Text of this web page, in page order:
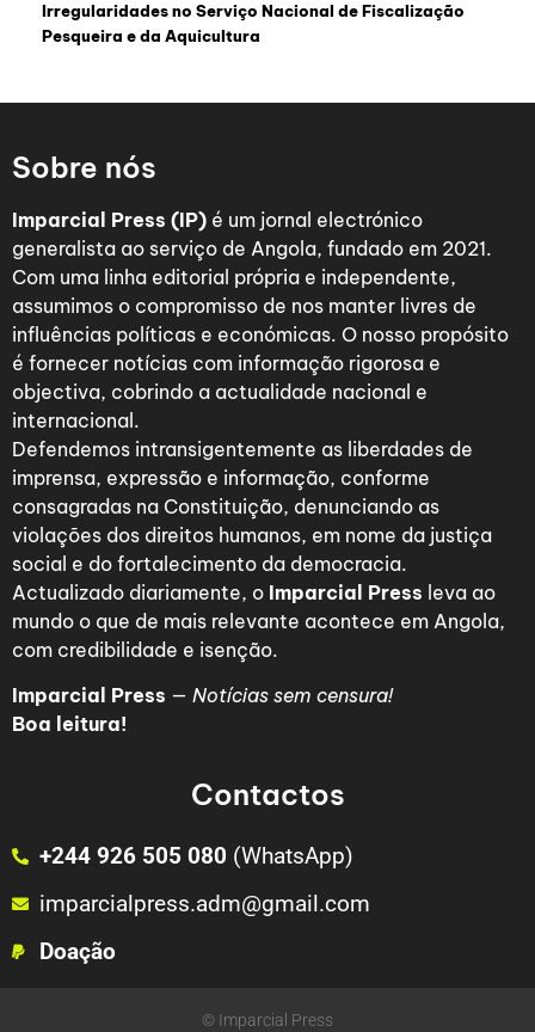
Irregularidades no Serviço Nacional de Fiscalização
Pesqueira e da Aquicultura
Sobre nós
Imparcial Press (IP) é um jornal electrónico
generalista ao serviço de Angola, fundado em 2021.
Com uma linha editorial própria e independente,
assumimos o compromisso de nos manter livres de
influências políticas e económicas. O nosso propósito
é fornecer notícias com informação rigorosa e
objectiva, cobrindo a actualidade nacional e
internacional.
Defendemos intransigentemente as liberdades de
imprensa, expressão e informação, conforme
consagradas na Constituição, denunciando as
violações dos direitos humanos, em nome da justiça
social e do fortalecimento da democracia.
Actualizado diariamente, o Imparcial Press leva ao
mundo o que de mais relevante acontece em Angola,
com credibilidade e isenção.
Imparcial Press — Notícias sem censura!
Boa leitura!
Contactos
+244 926 505 080 (WhatsApp)
imparcialpress.adm@gmail.com
Doação
© Imparcial Press